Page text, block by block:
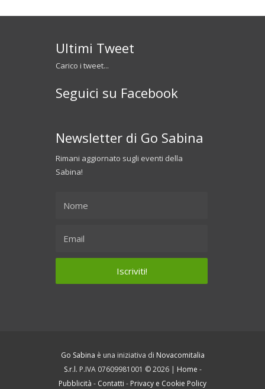
Ultimi Tweet
Carico i tweet...
Seguici su Facebook
Newsletter di Go Sabina
Rimani aggiornato sugli eventi della
Sabina!
Go Sabina è una iniziativa di Novacomitalia
S.r.l. P.IVA 07609981001 © 2026 | Home -
Pubblicità - Contatti - Privacy e Cookie Policy